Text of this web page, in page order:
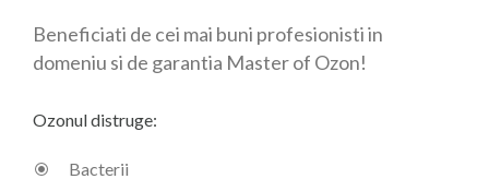
Beneficiati de cei mai buni profesionisti in
domeniu si de garantia Master of Ozon!
Ozonul distruge:
Bacterii